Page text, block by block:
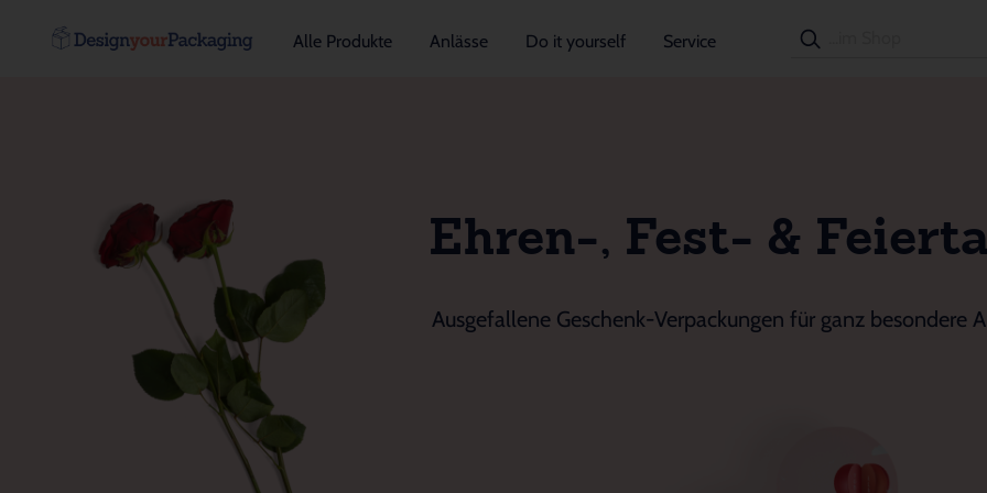
Alle Produkte Anlässe Do it yourself Service
Ehren-, Fest- &
Ausgefallene Geschenk-Verpackungen für ganz besondere